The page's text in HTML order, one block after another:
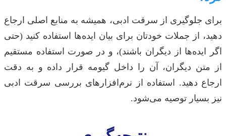
برای جلوگیری از سرقت ادبی، همیشه به منابع اصلی ارجاع
دهید، از جملات خودتان برای بیان ایده‌ها استفاده کنید (حتی
اگر ایده‌ها از دیگران باشند)، و در صورت استفاده مستقیم
از متن دیگران، آن را داخل گیومه قرار داده و به دقت
ارجاع دهید. استفاده از نرم‌افزارهای بررسی سرقت ادبی
نیز بسیار توصیه می‌شود.